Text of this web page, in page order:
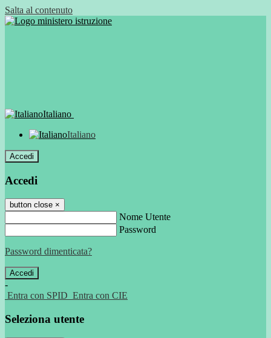
Salta al contenuto
Italiano
Italiano
Accedi
Accedi
button close ×
Nome Utente
Password
Password dimenticata?
-
Entra con SPID Entra con CIE
Seleziona utente